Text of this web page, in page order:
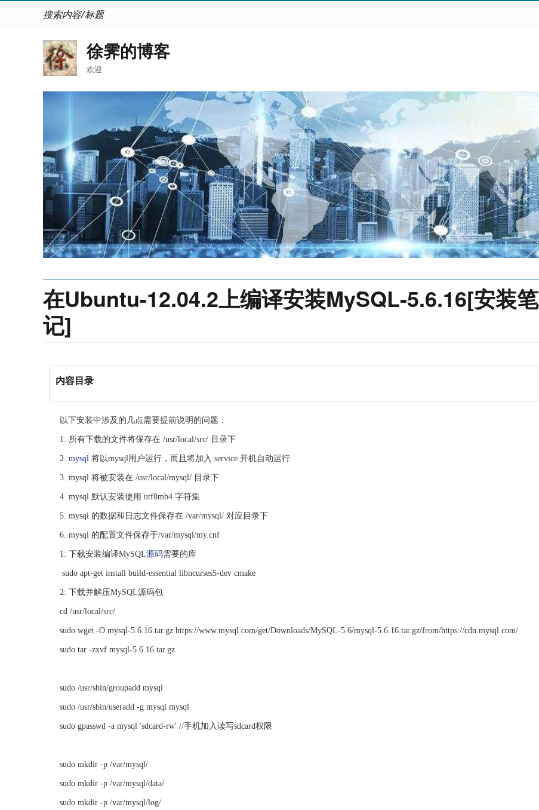
搜索内容/标题
徐霁的博客
欢迎
在Ubuntu-12.04.2上编译安装MySQL-5.6.16[安装笔
记]
内容目录
以下安装中涉及的几点需要提前说明的问题：
1. 所有下载的文件将保存在 /usr/local/src/ 目录下
2. mysql 将以mysql用户运行，而且将加入 service 开机自动运行
3. mysql 将被安装在 /usr/local/mysql/ 目录下
4. mysql 默认安装使用 utf8mb4 字符集
5. mysql 的数据和日志文件保存在 /var/mysql/ 对应目录下
6. mysql 的配置文件保存于/var/mysql/my.cnf
1: 下载安装编译MySQL源码需要的库
sudo apt-get install build-essential libncurses5-dev cmake
2: 下载并解压MySQL源码包
cd /usr/local/src/
sudo wget -O mysql-5.6.16.tar.gz https://www.mysql.com/get/Downloads/MySQL-5.6/mysql-5.6.16.tar.gz/from/https://cdn.mysql.com/
sudo tar -zxvf mysql-5.6.16.tar.gz
sudo /usr/sbin/groupadd mysql
sudo /usr/sbin/useradd -g mysql mysql
sudo gpasswd -a mysql 'sdcard-rw' //手机加入读写sdcard权限
sudo mkdir -p /var/mysql/
sudo mkdir -p /var/mysql/data/
sudo mkdir -p /var/mysql/log/